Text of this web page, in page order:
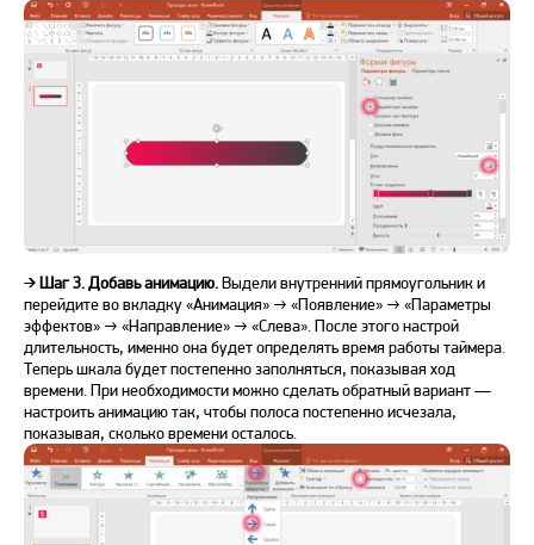
➔Шаг 3. Добавь анимацию.Выдели внутренний прямоугольник и
перейдите во вкладку «Анимация» → «Появление» → «Параметры
эффектов» → «Направление» → «Слева». После этого настрой
длительность, именно она будет определять время работы таймера.
Теперь шкала будет постепенно заполняться, показывая ход
времени. При необходимости можно сделать обратный вариант —
настроить анимацию так, чтобы полоса постепенно исчезала,
показывая, сколько времени осталось.